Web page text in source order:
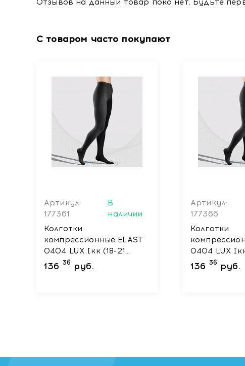
Отзывов на данный товар пока нет. Будьте
С товаром часто покупают
Артикул:
177361
В
наличии
Колготки
компрессионные ELAST
0404 LUX Iкк (18-21
mmHg) Черный размер
2 Рост 2
136 36 руб.
Артикул:
177366
Колготки
0404 LUX Iкк (18-21
mmHg)
5 Рост 2
136 36 руб.